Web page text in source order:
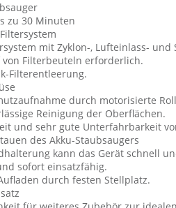
zu 30 Minuten
mit Zyklon-, Lufteinlass- und
von Filterbeuteln erforderlich.
Filterentleerung.
durch motorisierte
Reinigung der Oberflächen.
und sehr gute Unterfahrbarkeit
des Akku-Staubsaugers
kann das Gerät schnell
sofort einsatzfähig.
durch festen Stellplatz.